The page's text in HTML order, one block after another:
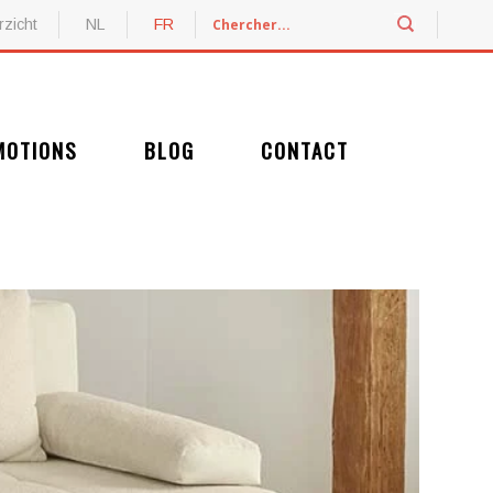
NL FR
BLOG CONTACT